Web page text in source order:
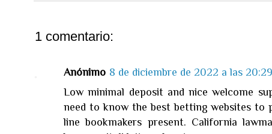
1 comentario:
Anónimo 8 de diciembre de 2022 a las 20:29
Low minimal deposit and nice welcome
need to know the best betting websites to
line bookmakers present. California